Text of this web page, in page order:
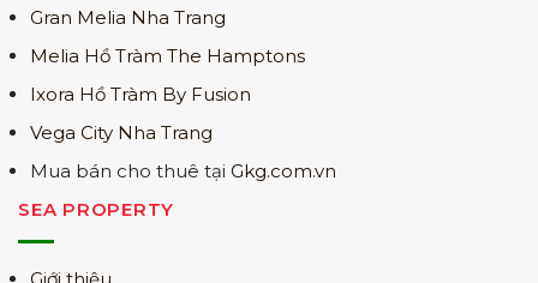
Gran Melia Nha Trang
Melia Hồ Tràm The Hamptons
Ixora Hồ Tràm By Fusion
Vega City Nha Trang
Mua bán cho thuê tại Gkg.com.vn
SEA PROPERTY